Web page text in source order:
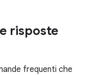
risposte
frequenti che